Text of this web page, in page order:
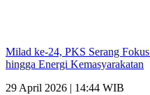
Milad ke-24, PKS Serang
hingga Energi Kemasyarakatan
29 April 2026 | 14:44 WIB